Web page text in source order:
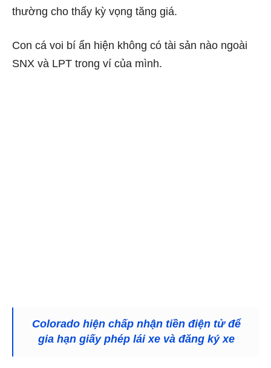
thường cho thấy kỳ vọng tăng giá.
Con cá voi bí ẩn hiện không có tài sản nào ngoài
SNX và LPT trong ví của mình.
Colorado hiện chấp nhận tiền điện tử để
gia hạn giấy phép lái xe và đăng ký xe